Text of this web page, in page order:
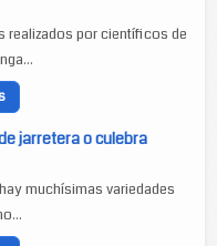
realizados por científicos de
jarretera o culebra
muchísimas variedades